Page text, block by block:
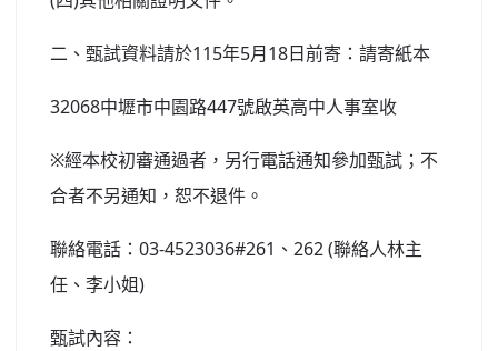
二、甄試資料請於115年5月18日前寄：請寄紙本
32068中壢市中園路447號啟英高中人事室收
※經本校初審通過者，另行電話通知參加甄試；不
合者不另通知，恕不退件。
聯絡電話：03-4523036#261、262 (聯絡人林主
任、李小姐)
甄試內容：